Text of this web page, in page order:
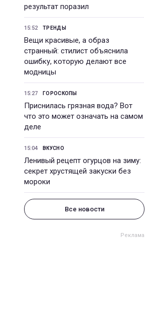
результат поразил
15:52 ТРЕНДЫ
Вещи красивые, а образ
странный: стилист объяснила
ошибку, которую делают все
модницы
15:27 ГОРОСКОПЫ
Приснилась грязная вода? Вот
что это может означать на самом
деле
15:04 ВКУСНО
Ленивый рецепт огурцов на зиму:
секрет хрустящей закуски без
мороки
Все новости